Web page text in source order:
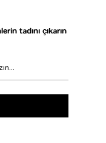
tadını çıkarın